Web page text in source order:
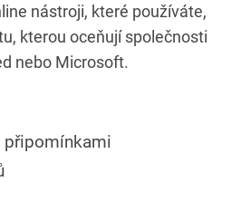
nástroji, které používáte,
kterou oceňují společnosti
nebo Microsoft.
připomínkami